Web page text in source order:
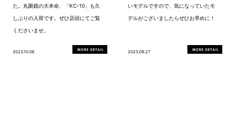
た。丸眼鏡の大本命、「KC-10」も久
しぶりの入荷です。ぜひ店頭にてご覧
くださいませ。
2023.10.06
いモデルですので、気になっていたモ
デルがございましたらぜひお早めに！
2023.09.27